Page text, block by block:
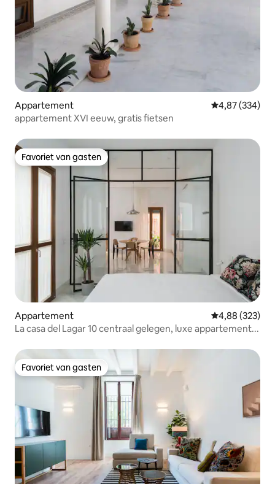
Appartement Gemiddelde
4,87 (334)
appartement XVI eeuw, gratis fietsen
Favoriet van gasten
Favoriet van gasten
Appartement Gemiddelde
4,88 (323)
La casa del Lagar 10 centraal gelegen, luxe appartement...
Favoriet van gasten
Favoriet van gasten